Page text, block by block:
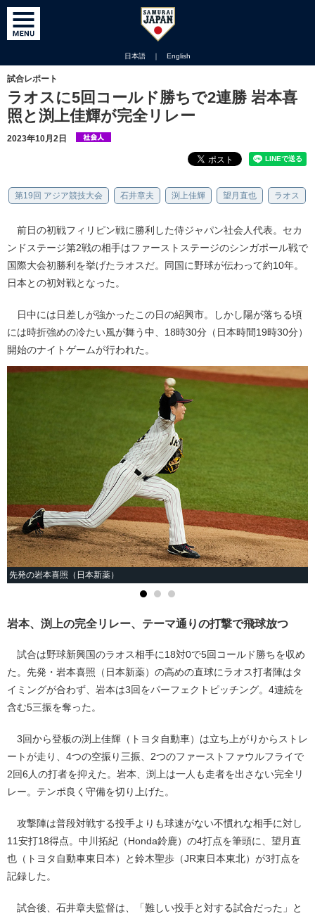
日本語 ｜ English
試合レポート
ラオスに5回コールド勝ちで2連勝 岩本喜
照と渕上佳輝が完全リレー
2023年10月2日
第19回 アジア競技大会 石井章夫 渕上佳輝 望月直也 ラオス
前日の初戦フィリピン戦に勝利した侍ジャパン社会人代表。セカ
ンドステージ第2戦の相手はファーストステージのシンガポール戦で
国際大会初勝利を挙げたラオスだ。同国に野球が伝わって約10年。
日本との初対戦となった。
日中には日差しが強かったこの日の紹興市。しかし陽が落ちる頃
には時折強めの冷たい風が舞う中、18時30分（日本時間19時30分）
開始のナイトゲームが行われた。
先発の岩本喜照（日本新薬）
岩本、渕上の完全リレー、テーマ通りの打撃で飛球放つ
試合は野球新興国のラオス相手に18対0で5回コールド勝ちを収め
た。先発・岩本喜照（日本新薬）の高めの直球にラオス打者陣はタ
イミングが合わず、岩本は3回をパーフェクトピッチング。4連続を
含む5三振を奪った。
3回から登板の渕上佳輝（トヨタ自動車）は立ち上がりからストレ
ートが走り、4つの空振り三振、2つのファーストファウルフライで
2回6人の打者を抑えた。岩本、渕上は一人も走者を出さない完全リ
レー。テンポ良く守備を切り上げた。
攻撃陣は普段対戦する投手よりも球速がない不慣れな相手に対し
11安打18得点。中川拓紀（Honda鈴鹿）の4打点を筆頭に、望月直
也（トヨタ自動車東日本）と鈴木聖歩（JR東日本東北）が3打点を
記録した。
試合後、石井章夫監督は、「難しい投手と対する試合だった」と